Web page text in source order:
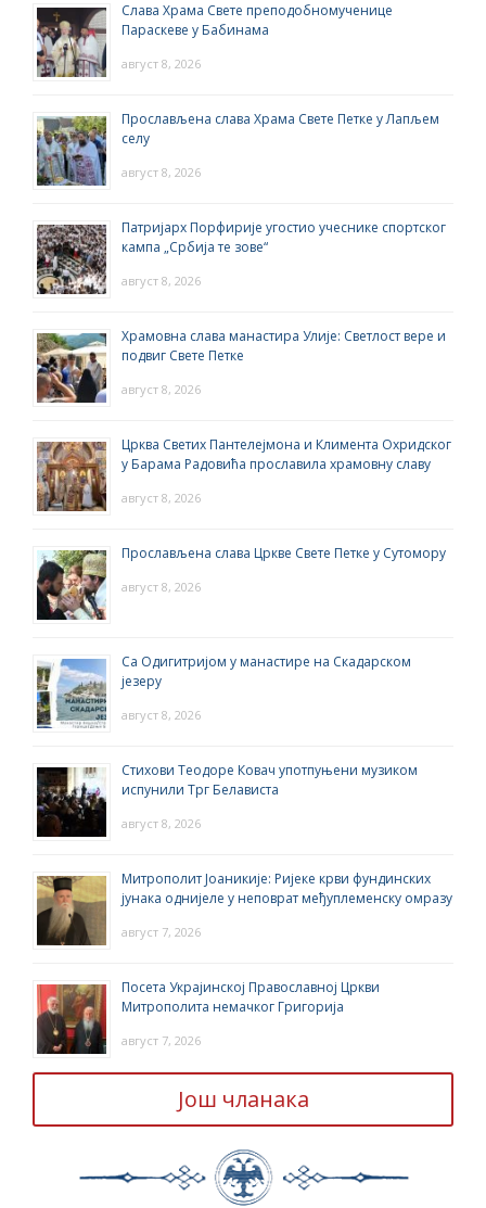
Слава Храма Свете преподобномученице
Параскеве у Бабинама
август 8, 2026
Прослављена слава Храма Свете Петке у Лапљем
селу
август 8, 2026
Патријарх Порфирије угостио учеснике спортског
кампа „Србија те зове“
август 8, 2026
Храмовна слава манастира Улије: Светлост вере и
подвиг Свете Петке
август 8, 2026
Црква Светих Пантелејмона и Климента Охридског
у Барама Радовића прославила храмовну славу
август 8, 2026
Прослављена слава Цркве Свете Петке у Сутомору
август 8, 2026
Са Одигитријом у манастире на Скадарском
језеру
август 8, 2026
Стихови Теодоре Ковач употпуњени музиком
испунили Трг Белависта
август 8, 2026
Митрополит Јоаникије: Ријеке крви фундинских
јунака однијеле у неповрат међуплеменску омразу
август 7, 2026
Посета Украјинској Православној Цркви
Митрополита немачког Григорија
август 7, 2026
Још чланака